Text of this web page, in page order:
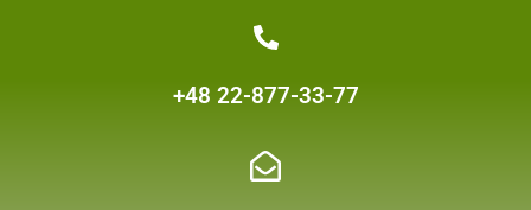
+48 22-877-33-77